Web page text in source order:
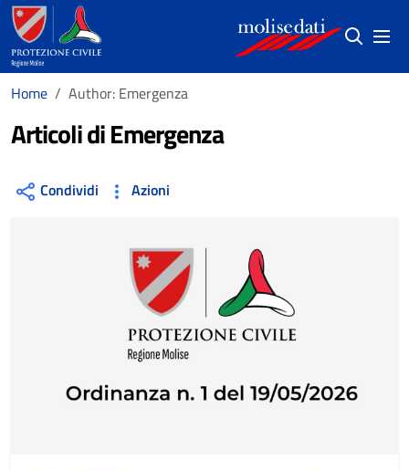
Salta al contenuto principale
(si apre in
Home Author: Emergenza
Articoli di Emergenza
Condividi Azioni